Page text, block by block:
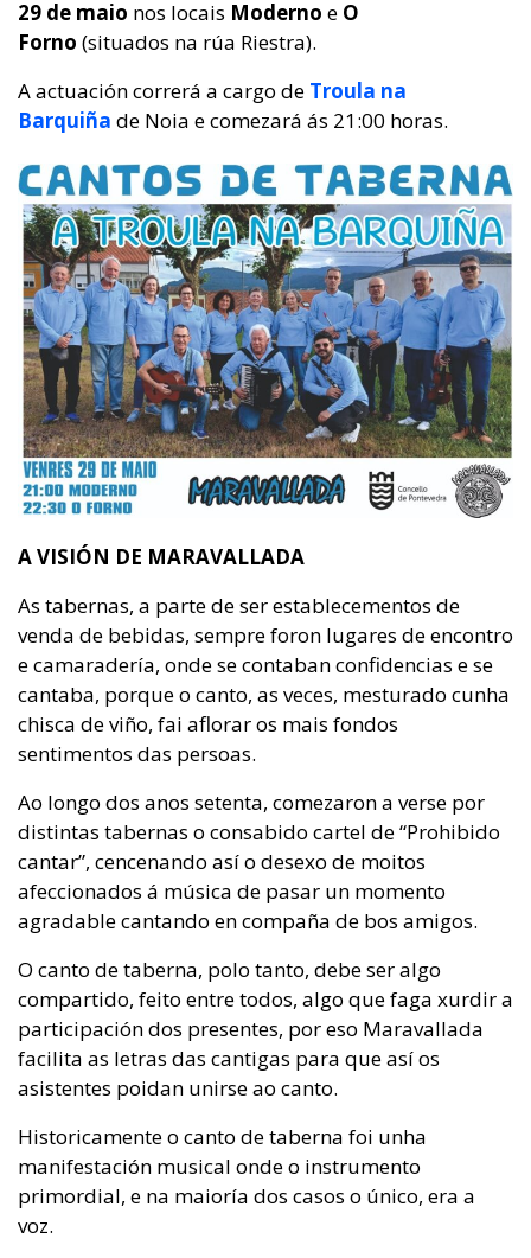
29 de maio nos locais Moderno e O
Forno (situados na rúa Riestra).
A actuación correrá a cargo de Troula na
Barquiña de Noia e comezará ás 21:00 horas.
A VISIÓN DE MARAVALLADA
As tabernas, a parte de ser establecementos de
venda de bebidas, sempre foron lugares de encontro
e camaradería, onde se contaban confidencias e se
cantaba, porque o canto, as veces, mesturado cunha
chisca de viño, fai aflorar os mais fondos
sentimentos das persoas.
Ao longo dos anos setenta, comezaron a verse por
distintas tabernas o consabido cartel de “Prohibido
cantar”, cencenando así o desexo de moitos
afeccionados á música de pasar un momento
agradable cantando en compaña de bos amigos.
O canto de taberna, polo tanto, debe ser algo
compartido, feito entre todos, algo que faga xurdir a
participación dos presentes, por eso Maravallada
facilita as letras das cantigas para que así os
asistentes poidan unirse ao canto.
Historicamente o canto de taberna foi unha
manifestación musical onde o instrumento
primordial, e na maioría dos casos o único, era a
voz.